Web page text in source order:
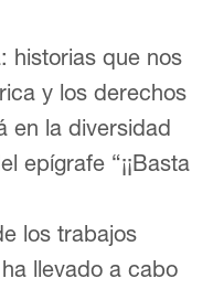
historias que nos
y los derechos
en la diversidad
epígrafe “¡¡Basta
los trabajos
llevado a cabo